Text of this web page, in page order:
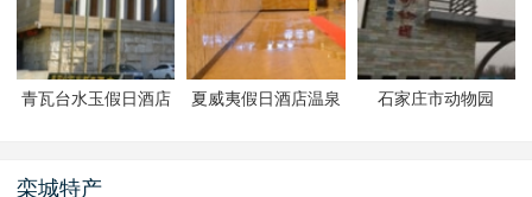
青瓦台水玉假日酒店
夏威夷假日酒店温泉 石家庄市动物园
栾城特产